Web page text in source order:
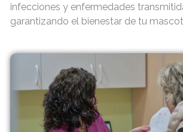
infecciones y enfermedades
garantizando el bienestar de tu